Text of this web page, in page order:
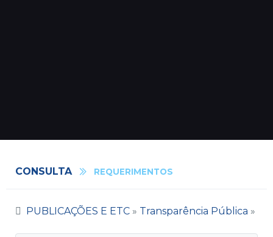
CONSULTA REQUERIMENTOS
PUBLICAÇÕES E ETC » Transparência Pública »